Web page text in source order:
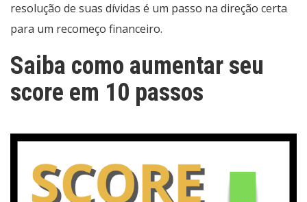
resolução de suas dívidas é um passo na direção certa
para um recomeço financeiro.
Saiba como aumentar seu
score em 10 passos